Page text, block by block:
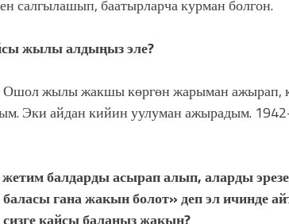
салгылашып, баатырларча курман болгон.
жылы алдыңыз эле?
жылы жакшы көргөн жарыман ажырап,
Эки айдан кийин уулуман ажырадым.
балдарды асырап алып, аларды
гана жакын болот» деп эл ичинде
кайсы балаңыз жакын?